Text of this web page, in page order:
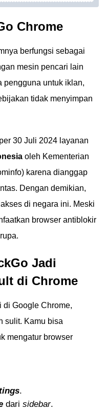
Chrome
berfungsi sebagai
mesin pencari lain
pengguna untuk iklan,
tidak menyimpan
30 Juli 2024 layanan
oleh Kementerian
karena dianggap
Dengan demikian,
di negara ini. Meski
browser antiblokir
Jadi
di Chrome
di Google Chrome,
sulit. Kamu bisa
mengatur browser
.
dari sidebar.